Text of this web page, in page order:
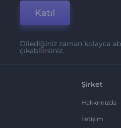
Katıl
Dilediğiniz zaman kolayca
çıkabilirsiniz.
Şirket
Hakkımızda
İletişim